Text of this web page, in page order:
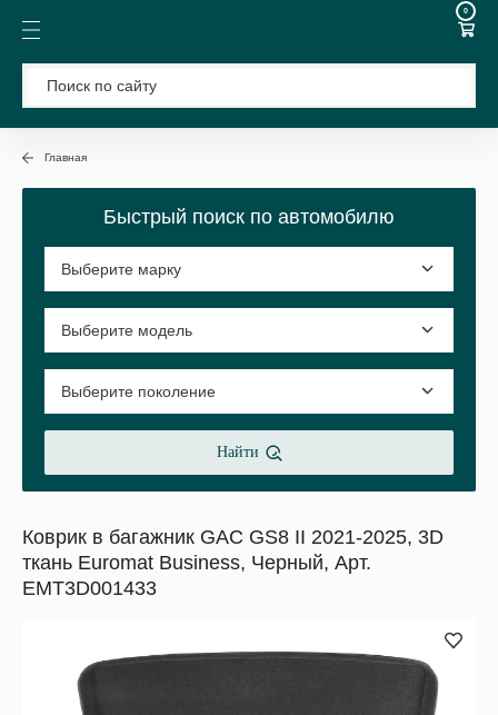
0
Главная
Быстрый поиск по автомобилю
Найти
Коврик в багажник GAC GS8 II 2021-2025, 3D
ткань Euromat Business, Черный, Арт.
EMT3D001433